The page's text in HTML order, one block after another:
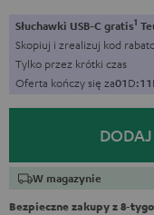
Słuchawki USB-C gratis1
Skopiuj i zrealizuj kod
Tylko przez krótki czas
Oferta kończy się za01D:11
W magazynie
Bezpieczne zakupy z